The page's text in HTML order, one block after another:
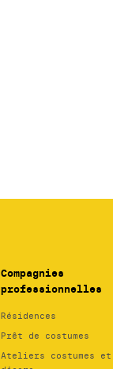
Compagnies
professionnelles
Résidences
Prêt de costumes
Ateliers costumes et